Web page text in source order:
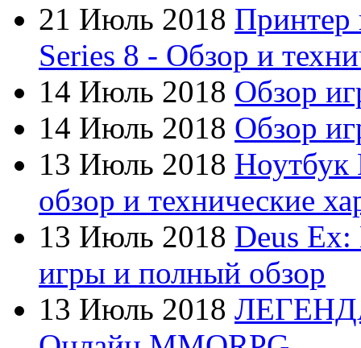
Dell(6)
Dex
Everest(17)
Firtech
Flyper
Foxconn
Fujitsu
G-cube
Gelezka(4)
21 Июль 2018 Принтер
Series 8 - Обзор и
14 Июль 2018 Обзор
14 Июль 2018 Обзор
13 Июль 2018 Ноутбук
обзор и технические
13 Июль 2018 Deus
игры и полный обзор
13 Июль 2018